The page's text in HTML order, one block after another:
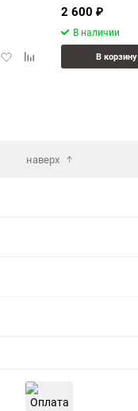
ДобавитьДобавить
2 600 ₽
В наличии
В корзину
наверх